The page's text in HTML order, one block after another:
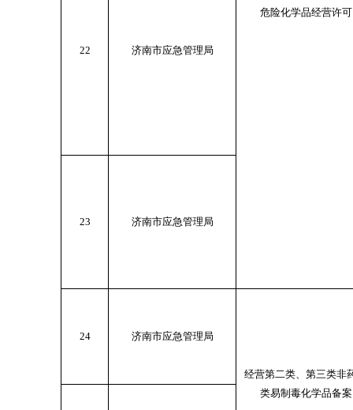
危险化学品经营许可
22 济南市应急管理局
23 济南市应急管理局
24 济南市应急管理局
经营第二类、第三类非
类易制毒化学品备案